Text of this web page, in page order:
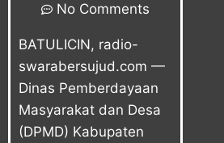
No Comments
BATULICIN, radio-
swarabersujud.com —
Dinas Pemberdayaan
Masyarakat dan Desa
(DPMD) Kabupaten